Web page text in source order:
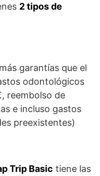
2 tipos de
garantías que el
odontológicos
reembolso de
e incluso gastos
preexistentes)
Trip Basic tiene las